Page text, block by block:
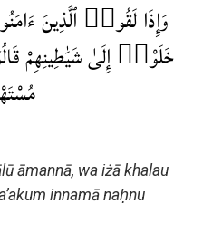
وَإِذَا لَقُوا۟ ٱلَّذِينَ
خَلَوْا۟ إِلَىٰ شَيَٰطِينِهِمْ
āmannā, wa iżā khalau
innamā naḥnu